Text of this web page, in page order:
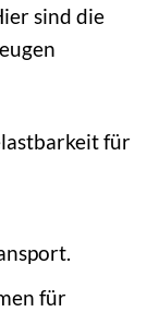
sind die
für
für